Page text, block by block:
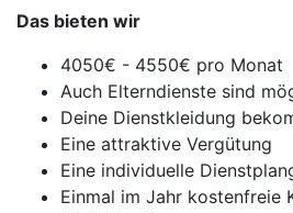
Das bieten wir
4050€ - 4550€ pro Monat
Auch Elterndienste sind
Deine Dienstkleidung
Eine attraktive Vergütung
Eine individuelle
Einmal im Jahr kostenfreie